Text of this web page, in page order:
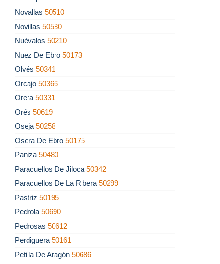
Novallas 50510
Novillas 50530
Nuévalos 50210
Nuez De Ebro 50173
Olvés 50341
Orcajo 50366
Orera 50331
Orés 50619
Oseja 50258
Osera De Ebro 50175
Paniza 50480
Paracuellos De Jiloca 50342
Paracuellos De La Ribera 50299
Pastriz 50195
Pedrola 50690
Pedrosas 50612
Perdiguera 50161
Petilla De Aragón 50686